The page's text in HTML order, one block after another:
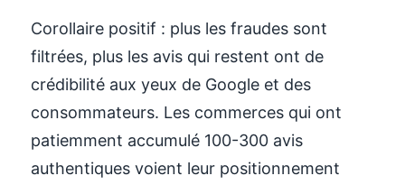
Corollaire positif : plus les fraudes sont
filtrées, plus les avis qui restent ont de
crédibilité aux yeux de Google et des
consommateurs. Les commerces qui ont
patiemment accumulé 100-300 avis
authentiques voient leur positionnement